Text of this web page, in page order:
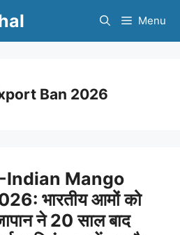
Menu
Ban 2026
Indian Mango
भारतीय आमों को
ने 20 साल बाद